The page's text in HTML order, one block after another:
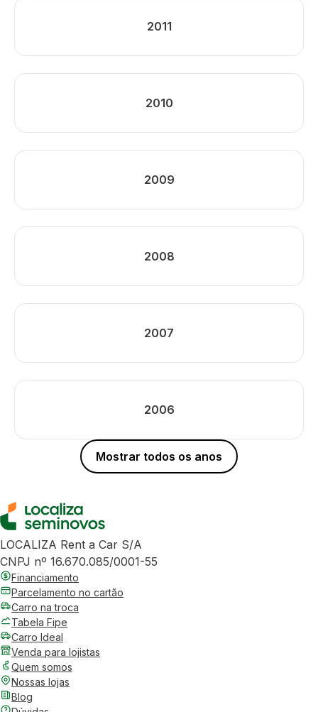
2011
2010
2009
2008
2007
2006
Mostrar todos os anos
LOCALIZA Rent a Car S/A
CNPJ nº 16.670.085/0001-55
Financiamento
Parcelamento no cartão
Carro na troca
Tabela Fipe
Carro Ideal
Venda para lojistas
Quem somos
Nossas lojas
Blog